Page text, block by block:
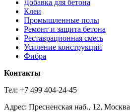
Добавка для бетона
Клеи
Промышленные полы
Ремонт и защита бетона
Реставрационная смесь
Усиление конструкций
Фибра
Контакты
Тел: +7 499 404-24-45
Адрес: Пресненская наб., 12, Москва